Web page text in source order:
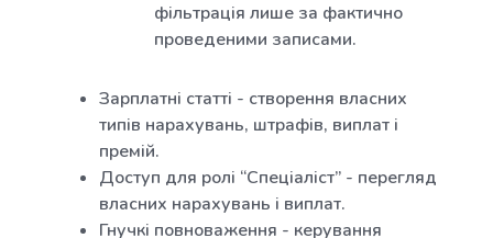
фільтрація лише за фактично
проведеними записами.
Зарплатні статті - створення власних
типів нарахувань, штрафів, виплат і
премій.
Доступ для ролі “Спеціаліст” - перегляд
власних нарахувань і виплат.
Гнучкі повноваження - керування